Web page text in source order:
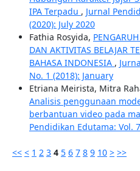
IPA Terpadu , Jurnal
(2020): July 2020
Fathia Rosyida,
DAN AKTIVITAS BELAJAR
BAHASA INDONESIA ,
No. 1 (2018): January
Etriana Meirista, Mitra
Analisis penggunaan
berbantuan video pada
Pendidikan Edutama: Vol.
<< < 1 2 3 4 5 6 7 8 9 10 > >>